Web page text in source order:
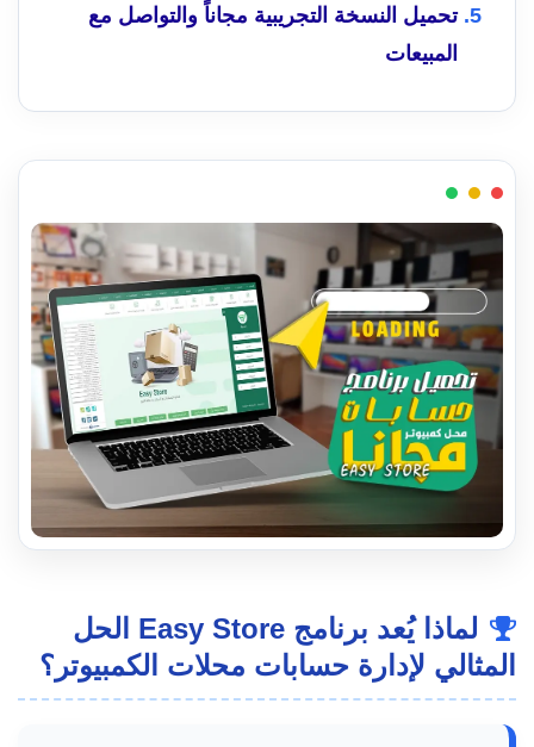
تحميل النسخة التجريبية مجاناً والتواصل مع
المبيعات
لماذا يُعد برنامج Easy Store الحل
المثالي لإدارة حسابات محلات الكمبيوتر؟